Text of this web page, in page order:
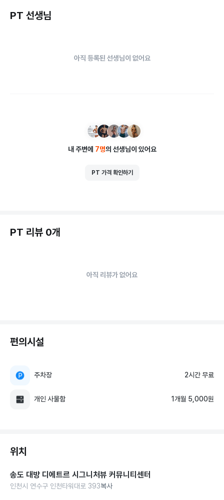
PT 선생님
아직 등록된 선생님이 없어요
내 주변에 7명의 선생님이 있어요
PT 가격 확인하기
PT 리뷰 0개
아직 리뷰가 없어요
편의시설
주차장 2시간 무료
개인 사물함 1개월 5,000원
위치
송도 대방 디에트르 시그니처뷰 커뮤니티센터
인천시 연수구 인천타워대로 393복사